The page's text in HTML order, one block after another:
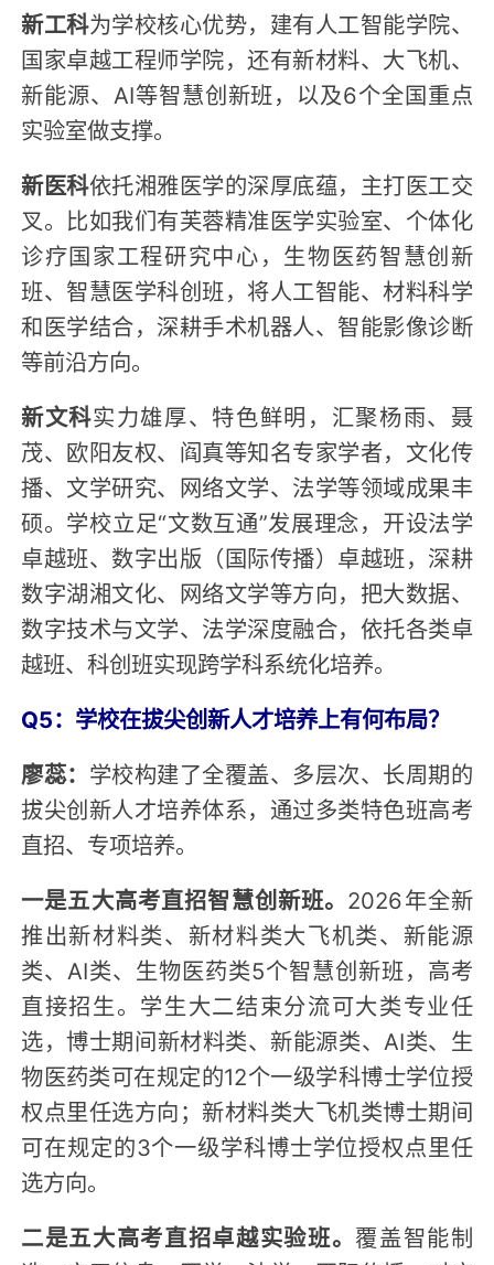
新工科为学校核心优势，建有人工智能学院、
国家卓越工程师学院，还有新材料、大飞机、
新能源、AI等智慧创新班，以及6个全国重点
实验室做支撑。
新医科依托湘雅医学的深厚底蕴，主打医工交
叉。比如我们有芙蓉精准医学实验室、个体化
诊疗国家工程研究中心，生物医药智慧创新
班、智慧医学科创班，将人工智能、材料科学
和医学结合，深耕手术机器人、智能影像诊断
等前沿方向。
新文科实力雄厚、特色鲜明，汇聚杨雨、聂
茂、欧阳友权、阎真等知名专家学者，文化传
播、文学研究、网络文学、法学等领域成果丰
硕。学校立足“文数互通”发展理念，开设法学
卓越班、数字出版（国际传播）卓越班，深耕
数字湖湘文化、网络文学等方向，把大数据、
数字技术与文学、法学深度融合，依托各类卓
越班、科创班实现跨学科系统化培养。
Q5：学校在拔尖创新人才培养上有何布局？
廖蕊： 学校构建了全覆盖、多层次、长周期的
拔尖创新人才培养体系，通过多类特色班高考
直招、专项培养。
一是五大高考直招智慧创新班。 2026年全新
推出新材料类、新材料类大飞机类、新能源
类、AI类、生物医药类5个智慧创新班，高考
直接招生。学生大二结束分流可大类专业任
选，博士期间新材料类、新能源类、AI类、生
物医药类可在规定的12个一级学科博士学位授
权点里任选方向；新材料类大飞机类博士期间
可在规定的3个一级学科博士学位授权点里任
选方向。
二是五大高考直招卓越实验班。 覆盖智能制